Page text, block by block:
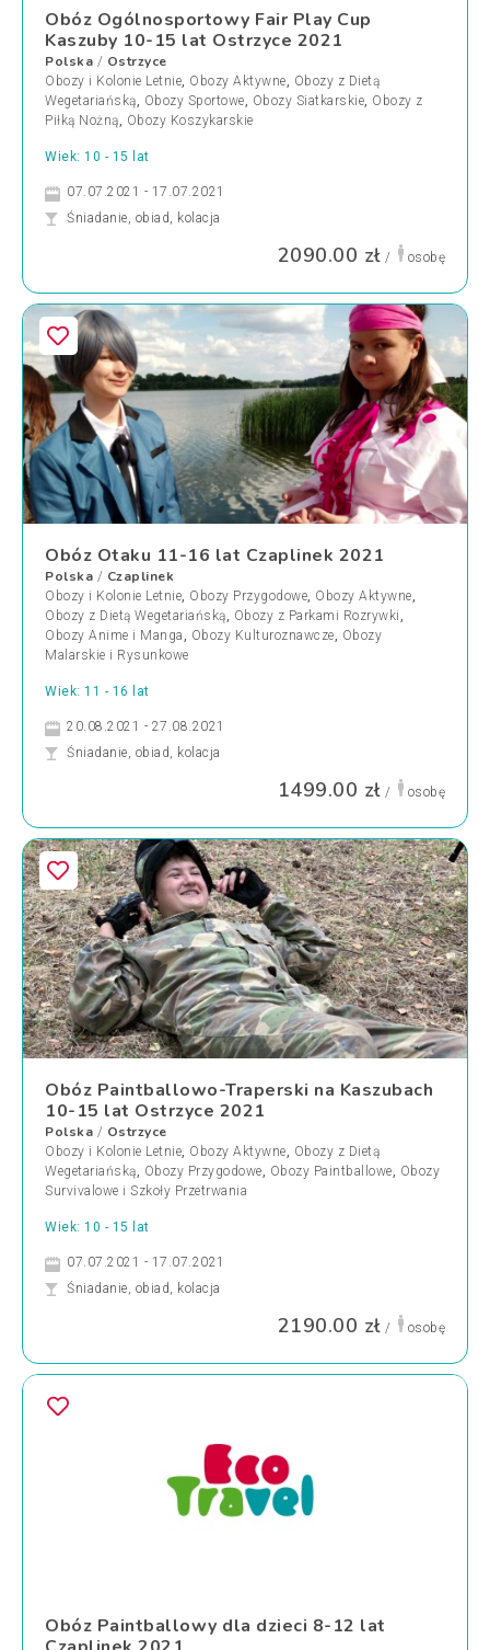
Obóz Ogólnosportowy Fair Play Cup
Kaszuby 10-15 lat Ostrzyce 2021
Polska / Ostrzyce
Obozy i Kolonie Letnie, Obozy Aktywne, Obozy z Dietą
Wegetariańską, Obozy Sportowe, Obozy Siatkarskie, Obozy z
Piłką Nożną, Obozy Koszykarskie
Wiek: 10 - 15 lat
07.07.2021 - 17.07.2021
Śniadanie, obiad, kolacja
2090.00 zł / osobę
Obóz Otaku 11-16 lat Czaplinek 2021
Polska / Czaplinek
Obozy i Kolonie Letnie, Obozy Przygodowe, Obozy Aktywne,
Obozy z Dietą Wegetariańską, Obozy z Parkami Rozrywki ,
Obozy Anime i Manga , Obozy Kulturoznawcze, Obozy
Malarskie i Rysunkowe
Wiek: 11 - 16 lat
20.08.2021 - 27.08.2021
Śniadanie, obiad, kolacja
1499.00 zł / osobę
Obóz Paintballowo-Traperski na Kaszubach
10-15 lat Ostrzyce 2021
Polska / Ostrzyce
Obozy i Kolonie Letnie, Obozy Aktywne, Obozy z Dietą
Wegetariańską, Obozy Przygodowe, Obozy Paintballowe, Obozy
Survivalowe i Szkoły Przetrwania
Wiek: 10 - 15 lat
07.07.2021 - 17.07.2021
Śniadanie, obiad, kolacja
2190.00 zł / osobę
Obóz Paintballowy dla dzieci 8-12 lat